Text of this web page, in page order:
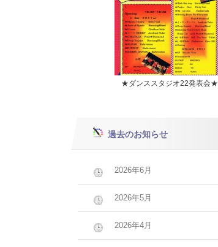
★ダンススタジオ22発表会★
過去のお知らせ
2026年6月
2026年5月
2026年4月